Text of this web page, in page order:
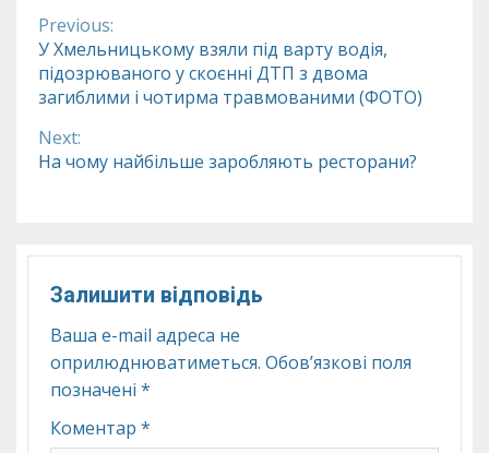
Continue
Reading
Previous:
У Хмельницькому взяли під варту водія,
підозрюваного у скоєнні ДТП з двома
загиблими і чотирма травмованими (ФОТО)
Next:
На чому найбільше заробляють ресторани?
Залишити відповідь
Ваша e-mail адреса не
оприлюднюватиметься. Обов’язкові поля
позначені *
Коментар *